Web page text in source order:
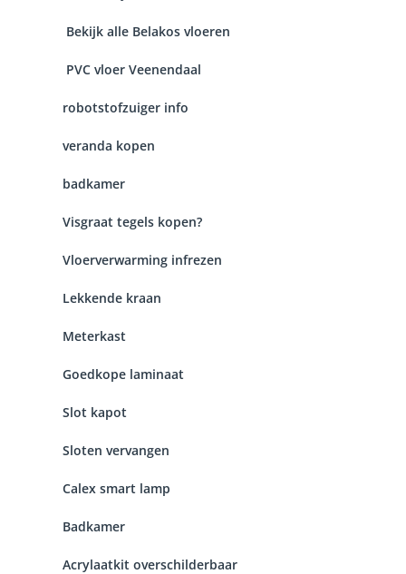
Bekijk alle Belakos vloeren
PVC vloer Veenendaal
robotstofzuiger info
veranda kopen
badkamer
Visgraat tegels kopen?
Vloerverwarming infrezen
Lekkende kraan
Meterkast
Goedkope laminaat
Slot kapot
Sloten vervangen
Calex smart lamp
Badkamer
Acrylaatkit overschilderbaar